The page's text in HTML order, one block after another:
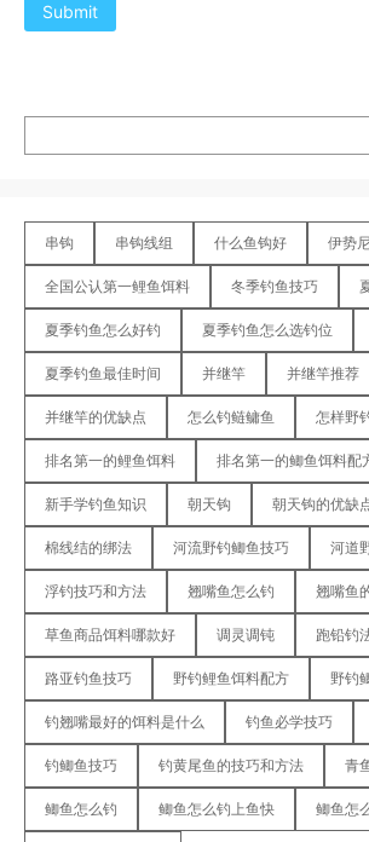
Submit
串钩 串钩线组 什么鱼钩好 伊势
全国公认第一鲤鱼饵料 冬季钓鱼技巧
夏季钓鱼怎么好钓 夏季钓鱼怎么选钓位
夏季钓鱼最佳时间 并继竿 并继竿推荐
并继竿的优缺点 怎么钓鲢鳙鱼 怎样野
排名第一的鲤鱼饵料 排名第一的鲫鱼饵料配
新手学钓鱼知识 朝天钩 朝天钩的优缺
棉线结的绑法 河流野钓鲫鱼技巧 河道
浮钓技巧和方法 翘嘴鱼怎么钓 翘嘴鱼
草鱼商品饵料哪款好 调灵调钝 跑铅钓
路亚钓鱼技巧 野钓鲤鱼饵料配方 野钓
钓翘嘴最好的饵料是什么 钓鱼必学技巧
钓鲫鱼技巧 钓黄尾鱼的技巧和方法 青
鲫鱼怎么钓 鲫鱼怎么钓上鱼快 鲫鱼怎